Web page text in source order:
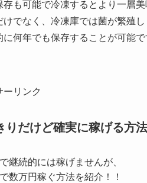
存であれば賞味期限が2ヶ月程度
存も可能で冷凍するとより一層